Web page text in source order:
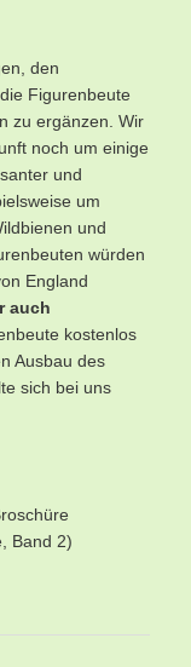
den
Figurenbeute
zu ergänzen. Wir
noch um einige
und
um
und
würden
England
auch
kostenlos
Ausbau des
sich bei uns
Band 2)